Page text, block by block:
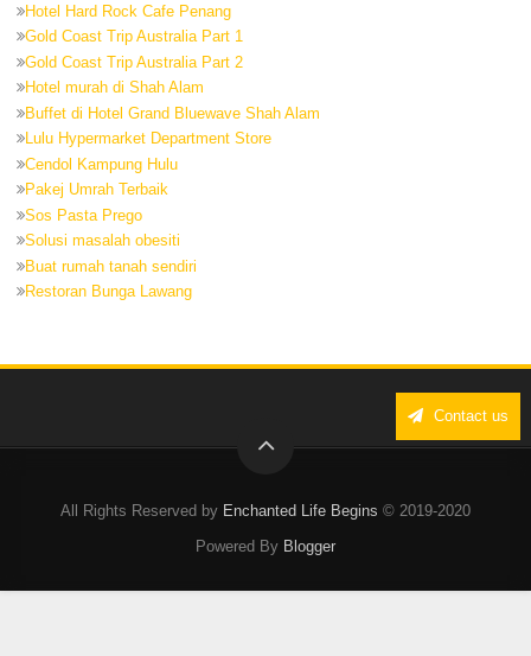
Hotel Hard Rock Cafe Penang
Gold Coast Trip Australia Part 1
Gold Coast Trip Australia Part 2
Hotel murah di Shah Alam
Buffet di Hotel Grand Bluewave Shah Alam
Lulu Hypermarket Department Store
Cendol Kampung Hulu
Pakej Umrah Terbaik
Sos Pasta Prego
Solusi masalah obesiti
Buat rumah tanah sendiri
Restoran Bunga Lawang
Contact us
All Rights Reserved by Enchanted Life Begins © 2019-2020
Powered By Blogger